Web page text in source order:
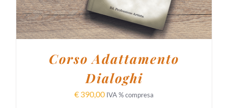
Corso Adattamento
Dialoghi
€ 390,00 IVA % compresa